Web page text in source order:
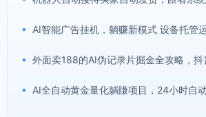
•
•
• AI全自动黄金量化躺賺项目，24小时自